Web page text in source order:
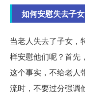
如何安慰失去子
当老人失去了子女，
样安慰他们呢？首先
这个事实，不给老人
流时，不要过分强调